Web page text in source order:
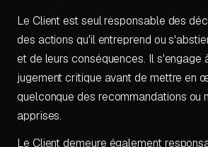
Le Client est seul responsable des
des actions qu'il entreprend ou
et de leurs conséquences. Il s'engage
jugement critique avant de mettre en
quelconque des recommandations ou
apprises.
Le Client demeure également